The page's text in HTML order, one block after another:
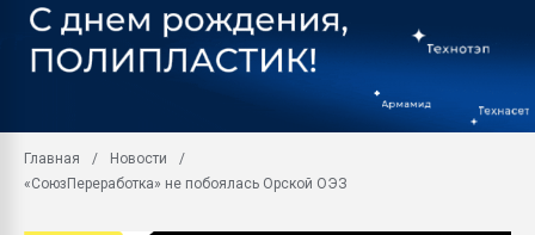
пластмасс
ситуацией на
Главная
Новости
«СоюзПереработка» не побоялась Орской ОЭЗ